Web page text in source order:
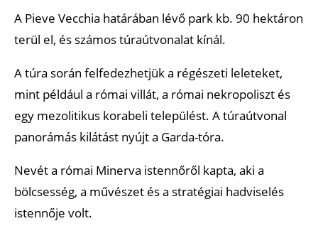
A Pieve Vecchia határában lévő park kb. 90 hektáron
terül el, és számos túraútvonalat kínál.
A túra során felfedezhetjük a régészeti leleteket,
mint például a római villát, a római nekropoliszt és
egy mezolitikus korabeli települést. A túraútvonal
panorámás kilátást nyújt a Garda-tóra.
Nevét a római Minerva istennőről kapta, aki a
bölcsesség, a művészet és a stratégiai hadviselés
istennője volt.